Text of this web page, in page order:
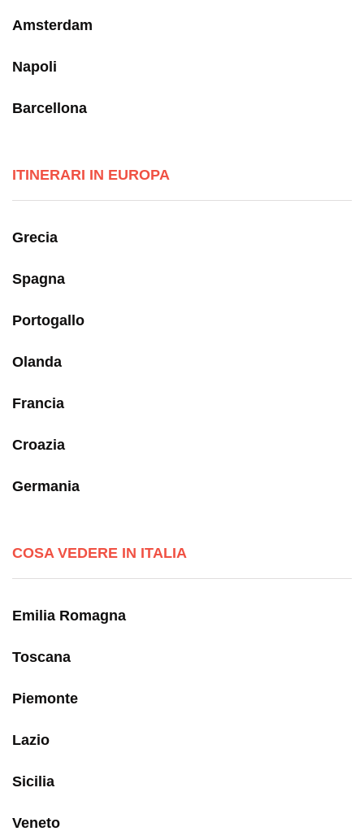
Amsterdam
Napoli
Barcellona
ITINERARI IN EUROPA
Grecia
Spagna
Portogallo
Olanda
Francia
Croazia
Germania
COSA VEDERE IN ITALIA
Emilia Romagna
Toscana
Piemonte
Lazio
Sicilia
Veneto